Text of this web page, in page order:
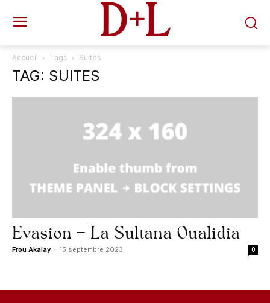
D+L
Accueil Tags Suites
TAG: SUITES
Evasion – La Sultana Oualidia
Frou Akalay - 15 septembre 2023 0